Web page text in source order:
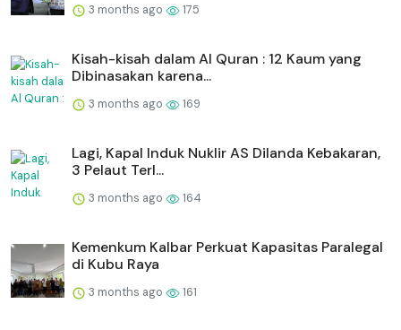
3 months ago 175
Kisah-kisah dalam Al Quran : 12 Kaum yang
Dibinasakan karena...
3 months ago 169
Lagi, Kapal Induk Nuklir AS Dilanda Kebakaran,
3 Pelaut Terl...
3 months ago 164
Kemenkum Kalbar Perkuat Kapasitas Paralegal
di Kubu Raya
3 months ago 161